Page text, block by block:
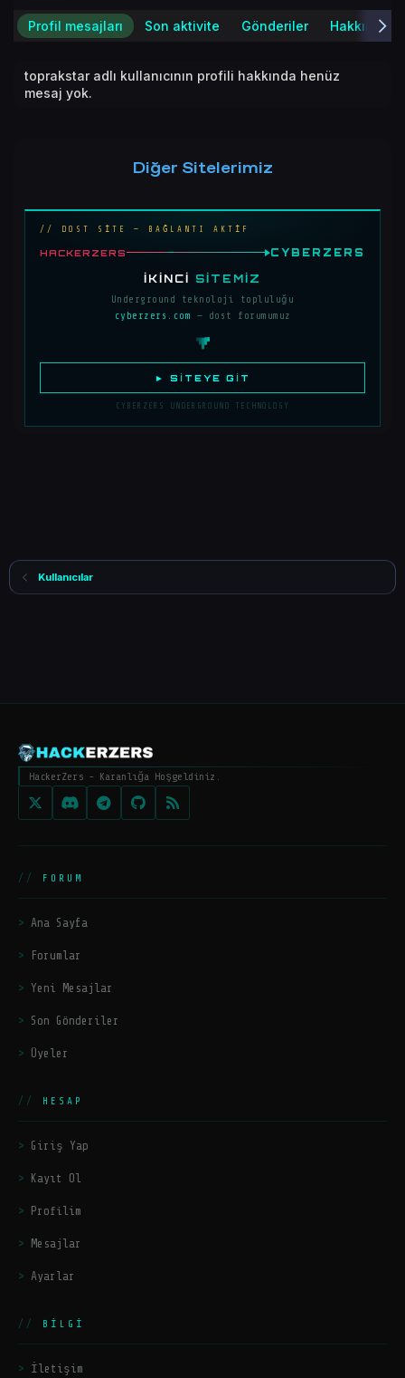
Profil mesajları Son aktivite Gönderiler Hakkında
toprakstar adlı kullanıcının profili hakkında henüz
mesaj yok.
Diğer Sitelerimiz
// DOST SİTE — BAĞLANTI AKTİF
HACKERZERS CYBERZERS
İKINCI SITEMIZ
Underground teknoloji topluluğu
cyberzers.com — dost forumumuz
► SITEYE GIT
CYBERZERS UNDERGROUND TECHNOLOGY
Kullanıcılar
HackerZers - Karanlığa Hoşgeldiniz.
FORUM
Ana Sayfa
Forumlar
Yeni Mesajlar
Son Gönderiler
Üyeler
HESAP
Giriş Yap
Kayıt Ol
Profilim
Mesajlar
Ayarlar
BILGI
İletişim